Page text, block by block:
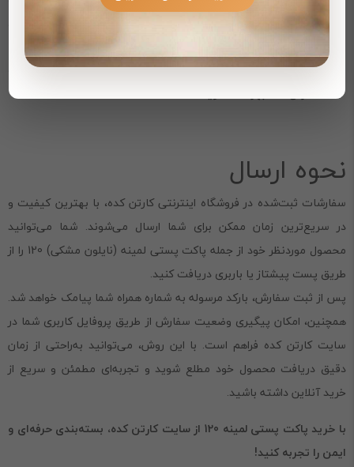
شرکت‌ها و افرادی است که به دنبال راه‌حلی امن و زیبا برای
برای خرید عمده این محصول، می‌توانید از تخفیف‌های ویژه سایت
کارتن کده بهره‌مند شوید.
نحوه ارسال
سفارشات ثبت‌شده در فروشگاه اینترنتی کارتن کده، با بهترین کیفیت و
در سریع‌ترین زمان ممکن برای شما ارسال می‌شوند. شما می‌توانید
محصول موردنظر خود از جمله پاکت پستی لمینه (نایلون مشکی) 120 را از
طریق پست پیشتاز یا باربری دریافت کنید.
پس از ثبت سفارش، بارکد مرسوله به شماره همراه شما پیامک خواهد شد.
همچنین، امکان پیگیری وضعیت سفارش از طریق پروفایل کاربری شما در
سایت کارتن کده فراهم است. با این روش، می‌توانید به‌راحتی از زمان
دقیق دریافت محصول خود مطلع شوید و تجربه‌ای مطمئن و سریع از
خرید آنلاین داشته باشید.
با خرید پاکت پستی لمینه 120 از سایت کارتن کده، بسته‌بندی حرفه‌ای و
ایمن را تجربه کنید!